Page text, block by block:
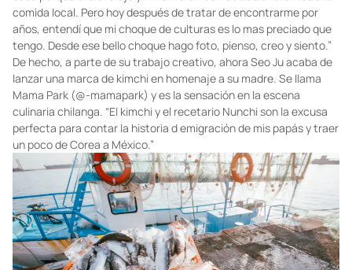
comida local. Pero hoy después de tratar de encontrarme por
años, entendí que mi choque de culturas es lo mas preciado que
tengo. Desde ese bello choque hago foto, pienso, creo y siento.”
De hecho, a parte de su trabajo creativo, ahora Seo Ju acaba de
lanzar una marca de kimchi en homenaje a su madre. Se llama
Mama Park (@-mamapark) y es la sensación en la escena
culinaria chilanga. “El kimchi y el recetario Nunchi son la excusa
perfecta para contar la historia d emigración de mis papás y traer
un poco de Corea a México.”